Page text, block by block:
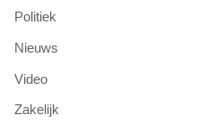
Politiek
Nieuws
Video
Zakelijk